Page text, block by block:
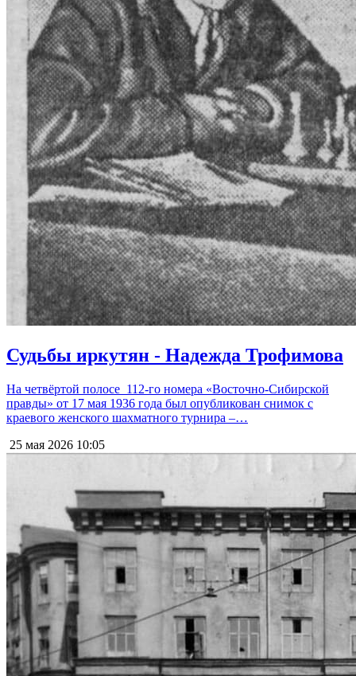
Судьбы иркутян - Надежда Трофимова
На четвёртой полосе 112-го номера «Восточно-Сибирской
правды» от 17 мая 1936 года был опубликован снимок с
краевого женского шахматного турнира –…
25 мая 2026 10:05